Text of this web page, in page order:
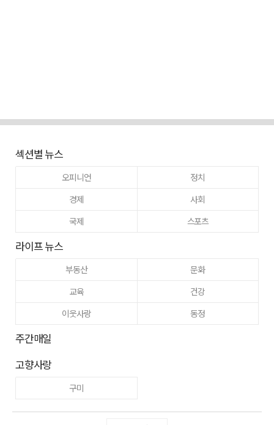
섹션별 뉴스
오피니언
정치
경제
사회
국제
스포츠
라이프 뉴스
부동산
문화
교육
건강
이웃사랑
동정
주간매일
고향사랑
구미